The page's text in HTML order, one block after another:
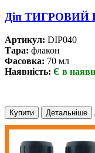
Дiп ТИГРОВИЙ
Артикул: DIP040
Тара: флакон
Фасовка: 70 мл
Наявність: Є в
Купити Детальніше